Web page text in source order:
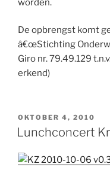
De opbrengst komt
â€œStichting
Giro nr. 79.49.129
erkend)
GEPLAATST
OP
OKTOBER 4, 2010
Lunchconcert